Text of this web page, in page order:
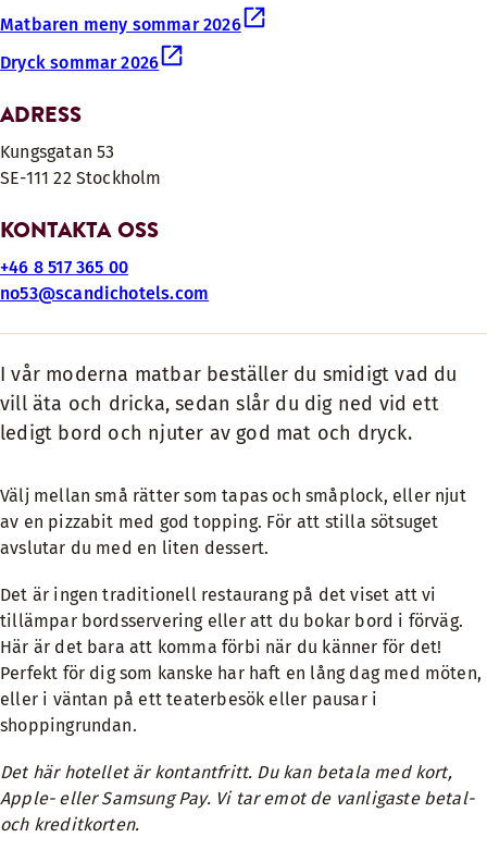
Matbaren meny sommar 2026
Dryck sommar 2026
ADRESS
Kungsgatan 53
SE-111 22 Stockholm
KONTAKTA OSS
+46 8 517 365 00
no53@scandichotels.com
I vår moderna matbar beställer du smidigt vad du
vill äta och dricka, sedan slår du dig ned vid ett
ledigt bord och njuter av god mat och dryck.
Välj mellan små rätter som tapas och småplock, eller njut
av en pizzabit med god topping. För att stilla sötsuget
avslutar du med en liten dessert.
Det är ingen traditionell restaurang på det viset att vi
tillämpar bordsservering eller att du bokar bord i förväg.
Här är det bara att komma förbi när du känner för det!
Perfekt för dig som kanske har haft en lång dag med möten,
eller i väntan på ett teaterbesök eller pausar i
shoppingrundan.
Det här hotellet är kontantfritt. Du kan betala med kort,
Apple- eller Samsung Pay. Vi tar emot de vanligaste betal-
och kreditkorten.